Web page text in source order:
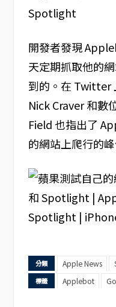
開發者發現
天定期抓取他的
到的。在 Twitter
Nick Craver 和數
Field 也指出了
的網站上爬行的峰
分類 Apple News
標籤 Applebot